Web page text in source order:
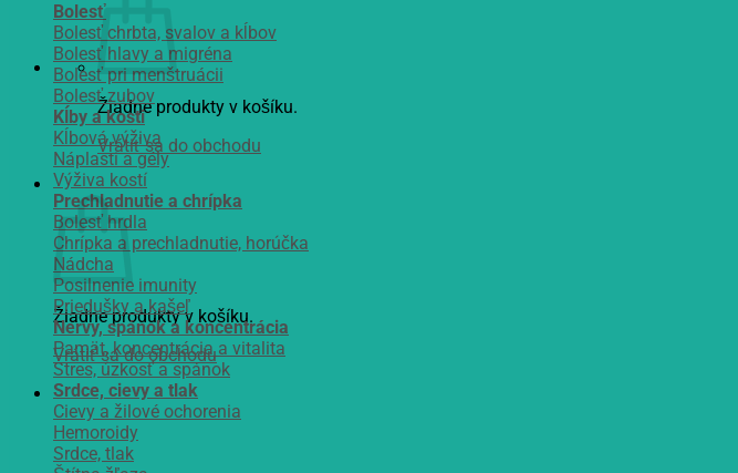
Žiadne produkty v košíku.
Vrátiť sa do obchodu
Košík
Žiadne produkty v košíku.
Vrátiť sa do obchodu
Bolesť
Bolesť chrbta, svalov a kĺbov
Bolesť hlavy a migréna
Bolesť pri menštruácii
Bolesť zubov
Kĺby a kosti
Kĺbová výživa
Náplasti a gély
Výživa kostí
Prechladnutie a chrípka
Bolesť hrdla
Chrípka a prechladnutie, horúčka
Nádcha
Posilnenie imunity
Priedušky a kašeľ
Nervy, spánok a koncentrácia
Pamät, koncentrácia a vitalita
Stres, úzkosť a spánok
Srdce, cievy a tlak
Cievy a žilové ochorenia
Hemoroidy
Srdce, tlak